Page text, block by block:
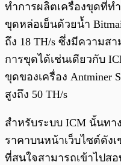
ทำการผลิตเครื่องขุดที่ท
ขุดหล่อเย็นด้วยน้ำ
ถึง 18 TH/s ซึ่งมีความส
การขุดได้เช่นเดียวกับ
ขุดของเครื่อง Antminer
สูงถึง 50 TH/s
สำหรับระบบ ICM นั้นทา
ราคาบนหน้าเว็บไซต์ดังเ
ที่สนใจสามารถเข้าไปส